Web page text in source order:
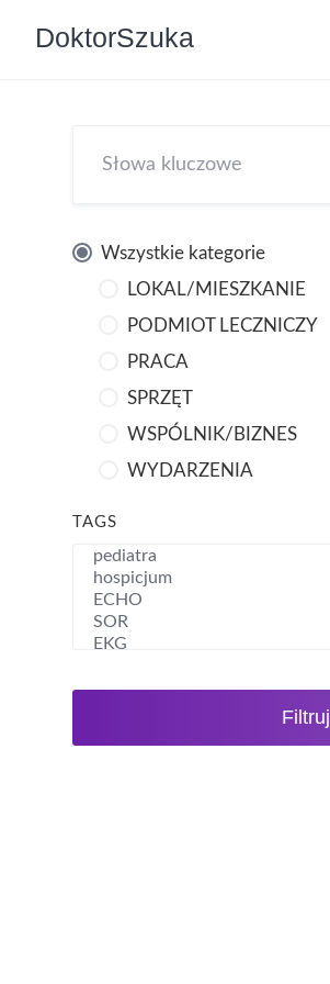
DoktorSzuka
Wszystkie kategorie
LOKAL/MIESZKANIE
PODMIOT LECZNICZY
PRACA
SPRZĘT
WSPÓLNIK/BIZNES
WYDARZENIA
TAGS
Filtruj